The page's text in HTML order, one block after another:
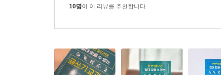
10명이 이 리뷰를 추천합니다.